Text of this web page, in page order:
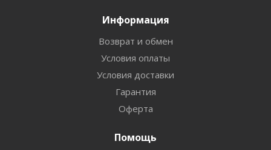
Информация
Возврат и обмен
Условия оплаты
Условия доставки
Гарантия
Оферта
Помощь